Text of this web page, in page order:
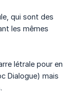
qui sont des
les mêmes
létrale pour en
Dialogue) mais